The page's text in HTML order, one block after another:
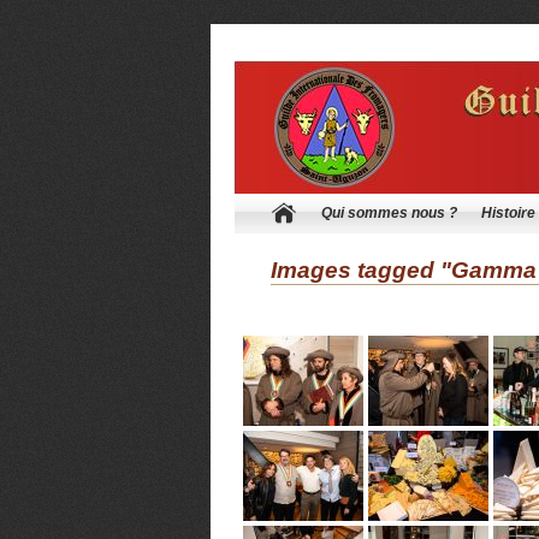
Qui sommes nous ? Histoire
Images tagged